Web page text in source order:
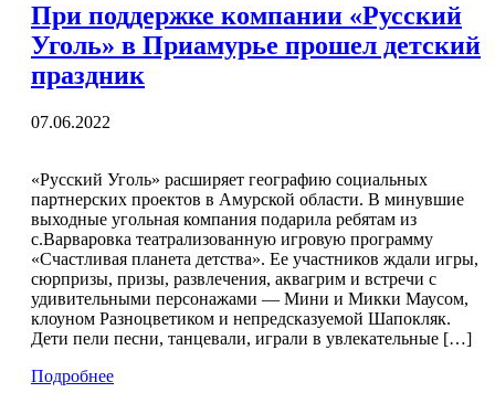
При поддержке компании «Русский
Уголь» в Приамурье прошел детский
праздник
07.06.2022
«Русский Уголь» расширяет географию социальных
партнерских проектов в Амурской области. В минувшие
выходные угольная компания подарила ребятам из
с.Варваровка театрализованную игровую программу
«Счастливая планета детства». Ее участников ждали игры,
сюрпризы, призы, развлечения, аквагрим и встречи с
удивительными персонажами — Мини и Микки Маусом,
клоуном Разноцветиком и непредсказуемой Шапокляк.
Дети пели песни, танцевали, играли в увлекательные […]
Подробнее